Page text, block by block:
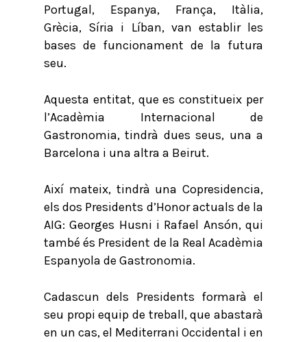
Portugal, Espanya, França, Itàlia,
Grècia, Síria i Líban, van establir les
bases de funcionament de la futura
seu.
Aquesta entitat, que es constitueix per
l’Acadèmia Internacional de
Gastronomia, tindrà dues seus, una a
Barcelona i una altra a Beirut.
Així mateix, tindrà una Copresidencia,
els dos Presidents d’Honor actuals de la
AIG: Georges Husni i Rafael Ansón, qui
també és President de la Real Acadèmia
Espanyola de Gastronomia.
Cadascun dels Presidents formarà el
seu propi equip de treball, que abastarà
en un cas, el Mediterrani Occidental i en